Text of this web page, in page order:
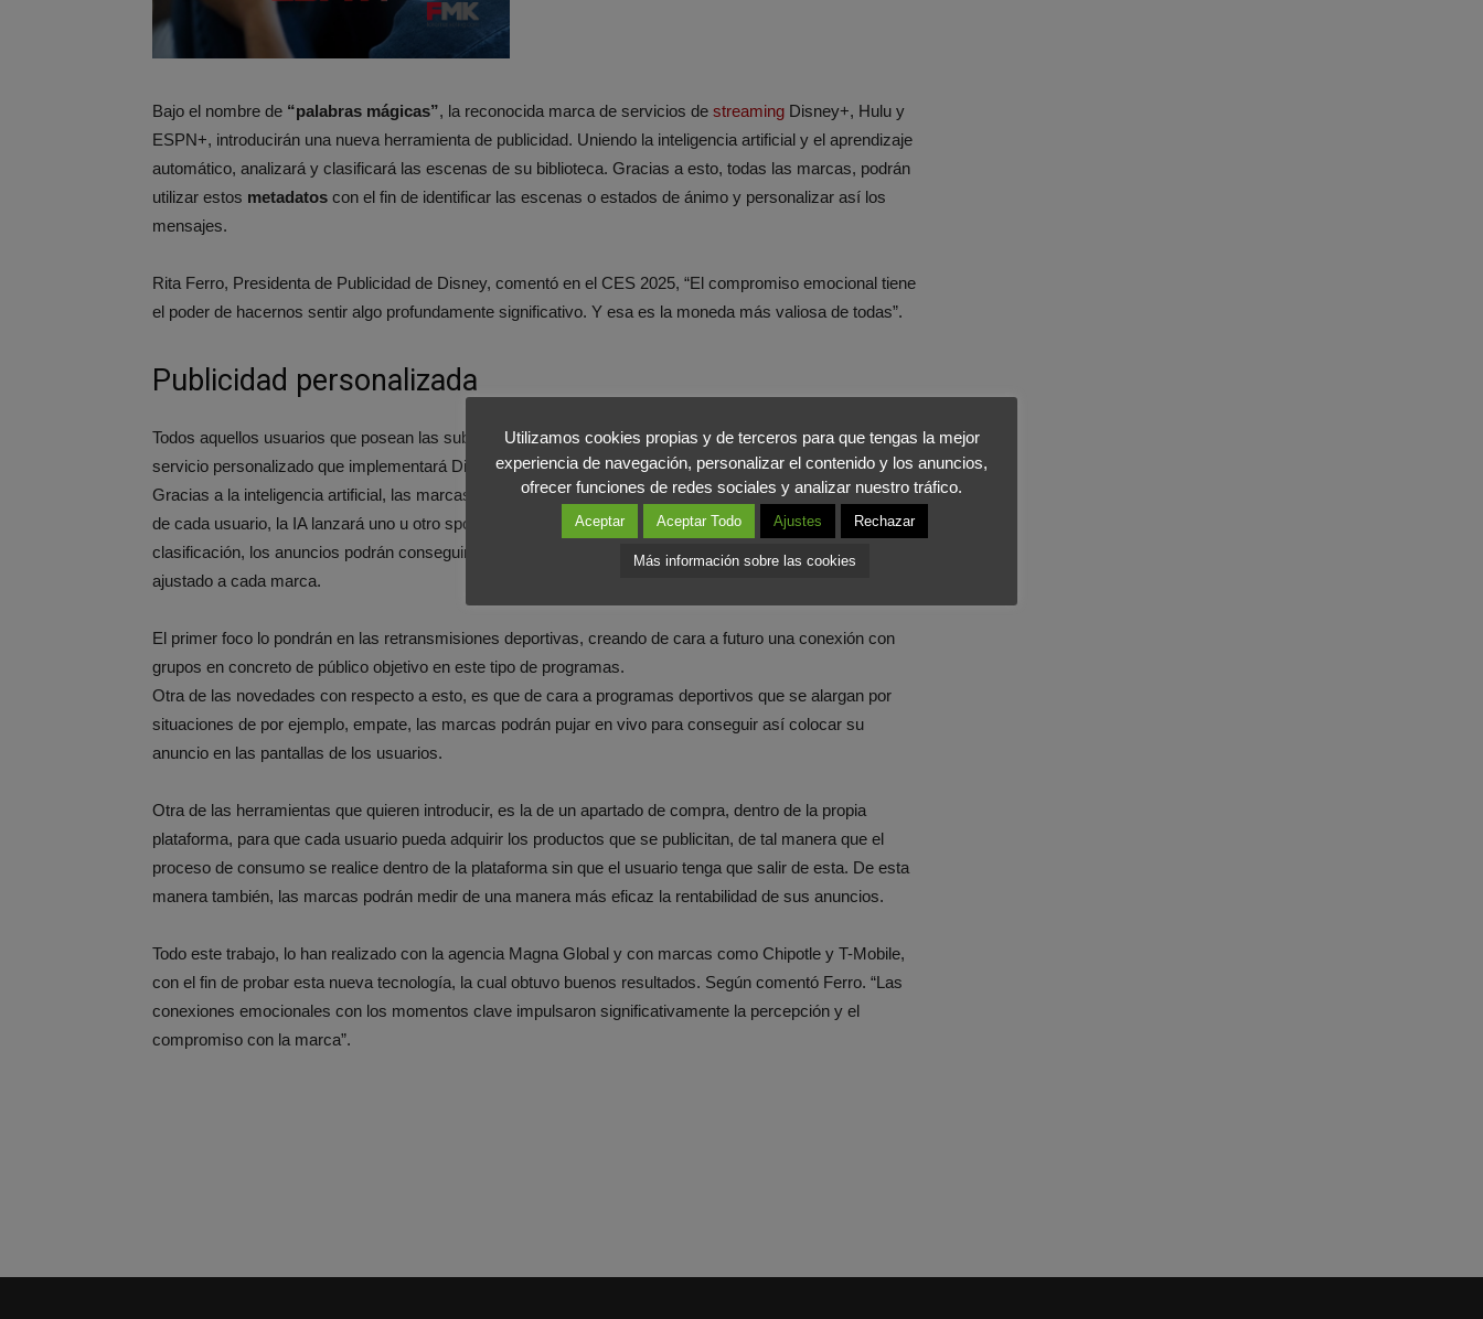
Bajo el nombre de “palabras mágicas”, la reconocida marca de servicios de streaming Disney+, Hulu y
ESPN+, introducirán una nueva herramienta de publicidad. Uniendo la inteligencia artificial y el aprendizaje
automático, analizará y clasificará las escenas de su biblioteca. Gracias a esto, todas las marcas, podrán
utilizar estos metadatos con el fin de identificar las escenas o estados de ánimo y personalizar así los
mensajes.
Rita Ferro, Presidenta de Publicidad de Disney, comentó en el CES 2025, “El compromiso emocional tiene
el poder de hacernos sentir algo profundamente significativo. Y esa es la moneda más valiosa de todas”.
Publicidad personalizada
Todos aquellos usuarios que posean las subscripciones más económicas, podrán ver de antemano este
servicio personalizado que implementará Disney en la plataforma.
Gracias a la inteligencia artificial, las marcas podrán subir diversos spots y en función del tipo de consumo
de cada usuario, la IA lanzará uno u otro spot, teniendo en cuenta el perfil de cada usuario. Con esta
clasificación, los anuncios podrán conseguir un alcance más focalizado a usuarios con un perfil más
ajustado a cada marca.
El primer foco lo pondrán en las retransmisiones deportivas, creando de cara a futuro una conexión con
grupos en concreto de público objetivo en este tipo de programas.
Otra de las novedades con respecto a esto, es que de cara a programas deportivos que se alargan por
situaciones de por ejemplo, empate, las marcas podrán pujar en vivo para conseguir así colocar su
anuncio en las pantallas de los usuarios.
Otra de las herramientas que quieren introducir, es la de un apartado de compra, dentro de la propia
plataforma, para que cada usuario pueda adquirir los productos que se publicitan, de tal manera que el
proceso de consumo se realice dentro de la plataforma sin que el usuario tenga que salir de esta. De esta
manera también, las marcas podrán medir de una manera más eficaz la rentabilidad de sus anuncios.
Todo este trabajo, lo han realizado con la agencia Magna Global y con marcas como Chipotle y T-Mobile,
con el fin de probar esta nueva tecnología, la cual obtuvo buenos resultados. Según comentó Ferro. “Las
conexiones emocionales con los momentos clave impulsaron significativamente la percepción y el
compromiso con la marca”.
Utilizamos cookies propias y de terceros para que tengas la mejor
experiencia de navegación, personalizar el contenido y los anuncios,
ofrecer funciones de redes sociales y analizar nuestro tráfico.
Aceptar Aceptar Todo Ajustes Rechazar
Más información sobre las cookies